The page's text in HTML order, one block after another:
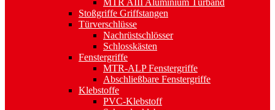
MTR AIII Aluminium Türband
Stoßgriffe Griffstangen
Türverschlüsse
Nachrüstschlösser
Schlosskästen
Fenstergriffe
MTR-ALP Fenstergriffe
Abschließbare Fenstergriffe
Klebstoffe
PVC-Klebstoff